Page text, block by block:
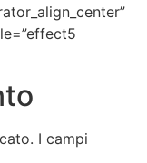
I campi